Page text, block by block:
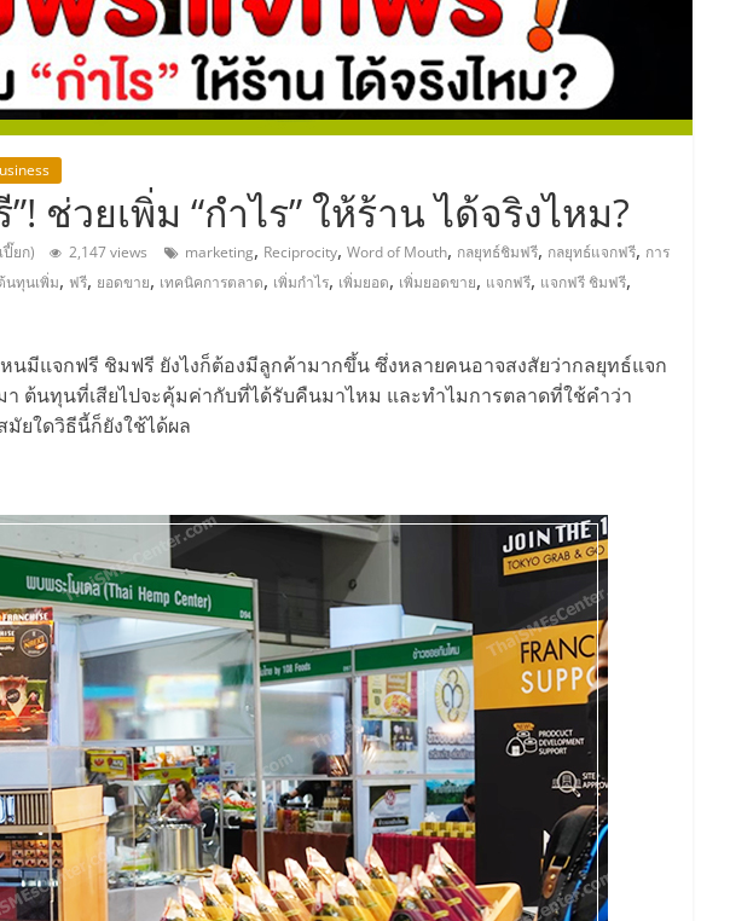
ช่วยเพิ่ม “กำไร” ให้ร้าน ได้จริงไหม?
ยก) 2,147 views marketing, Reciprocity, Word of Mouth, กลยุทธ์ชิมฟรี, กลยุทธ์แจกฟรี, การ
นทุนเพิ่ม, ฟรี, ยอดขาย, เทคนิคการตลาด, เพิ่มกำไร, เพิ่มยอด, เพิ่มยอดขาย, แจกฟรี, แจกฟรี ชิมฟรี,
นมีแจกฟรี ชิมฟรี ยังไงก็ต้องมีลูกค้ามากขึ้น ซึ่งหลายคนอาจสงสัยว่ากลยุทธ์แจก
ต้นทุนที่เสียไปจะคุ้มค่ากับที่ได้รับคืนมาไหม และทำไมการตลาดที่ใช้คำว่า
มัยใดวิธีนี้ก็ยังใช้ได้ผล